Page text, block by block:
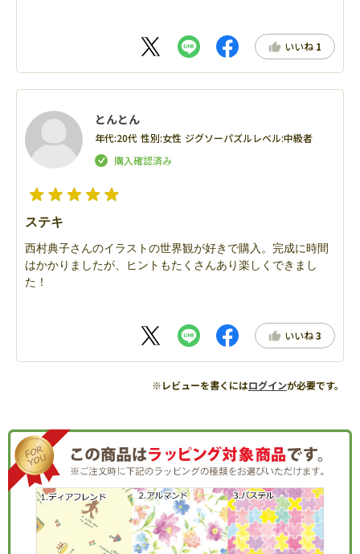
いいね 1
とんとん
年代:20代 性別:女性 ジグソーパズルレベル:中級者
ステキ
西村典子さんのイラストの世界観が好きで購入。完成に時間
はかかりましたが、ヒントもたくさんあり楽しくできまし
た！
いいね3
※レビューを書くにはログインが必要です。